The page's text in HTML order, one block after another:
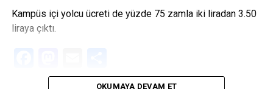
Kampüs içi yolcu ücreti de yüzde 75 zamla iki liradan 3.50
liraya çıktı.
OKUMAYA DEVAM ET